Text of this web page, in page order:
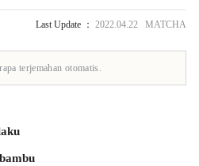
Last Update ： 2022.04.22 MATCHA
terjemahan otomatis.